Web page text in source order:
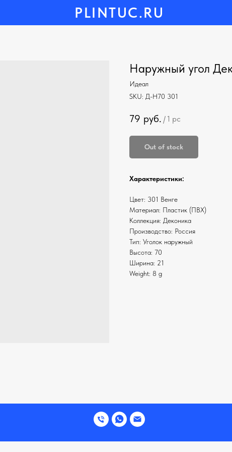
PLINTUC.RU
Наружный угол
Идеал
SKU: Д-Н70 301
79 руб. / 1 pc
Out of stock
Характеристики:
Цвет: 301 Венге
Материал: Пластик (ПВХ)
Коллекция: Деконика
Производство: Россия
Тип: Уголок наружный
Высота: 70
Ширина: 21
Weight: 8 g